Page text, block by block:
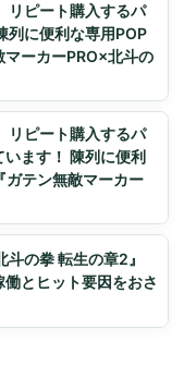
リピート購入するパ
列に便利な専用POP
ーカーPRO×北斗の
リピート購入するパ
ます！ 陳列に便利
ガテン無敵マーカー
斗の拳 転生の章2』
とヒット要因をおさ